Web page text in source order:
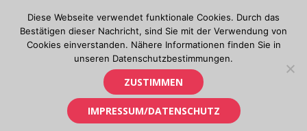
content
Orientierungslauf in Tirol
Diese Webseite verwendet funktionale Cookies. Durch das
Bestätigen dieser Nachricht, sind Sie mit der Verwendung von
Cookies einverstanden. Nähere Informationen finden Sie in
unseren Datenschutzbestimmungen.
ZUSTIMMEN
IMPRESSUM/DATENSCHUTZ